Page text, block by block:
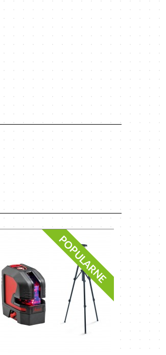
POPULARNE